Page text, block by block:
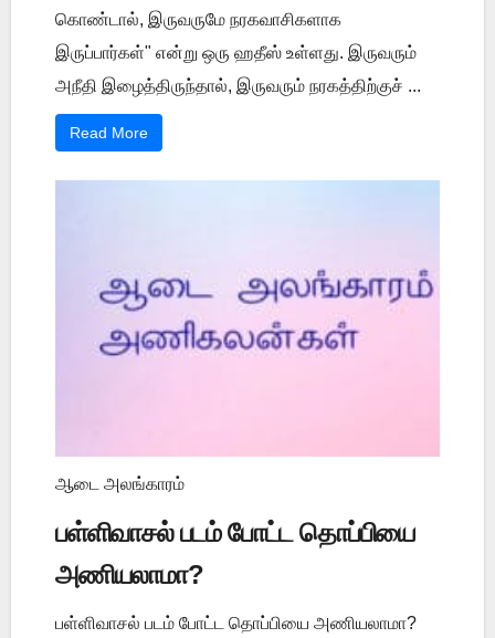
கொண்டால், இருவருமே நரகவாசிகளாக
இருப்பார்கள்" என்று ஒரு ஹதீஸ் உள்ளது. இருவரும்
அநீதி இழைத்திருந்தால், இருவரும் நரகத்திற்குச் ...
Read More
ஆடை அலங்காரம்
பள்ளிவாசல் படம் போட்ட தொப்பியை
அணியலாமா?
பள்ளிவாசல் படம் போட்ட தொப்பியை அணியலாமா?